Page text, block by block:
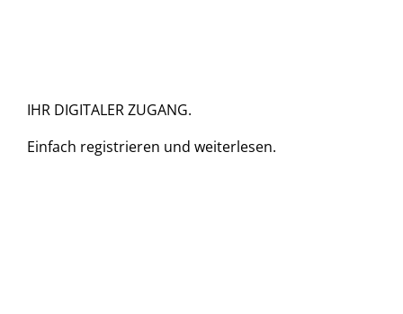
IHR DIGITALER ZUGANG.
Einfach registrieren und weiterlesen.